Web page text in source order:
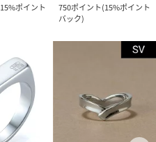
15%ポイント
750ポイント(15%ポイント
バック)